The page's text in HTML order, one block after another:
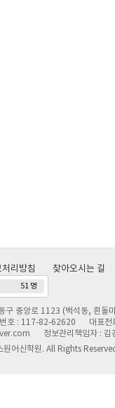
리방침 찾아오시는 길
51 명
구 중앙로 1123 (백석동, 흰돌
호 : 117-82-62620
대표
정보관리책임자 : 김
어신학원. All Rights